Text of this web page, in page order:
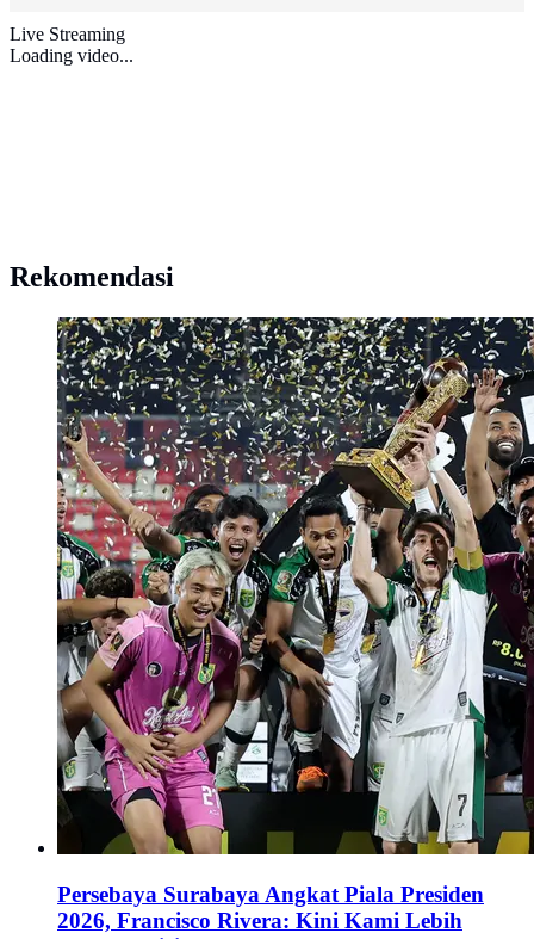
Live Streaming
Loading video...
Rekomendasi
Persebaya Surabaya Angkat Piala Presiden
2026, Francisco Rivera: Kini Kami Lebih